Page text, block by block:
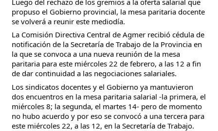
propuso el Gobierno provincial, la mesa paritaria docente
se volverá a reunir este mediodía.
La Comisión Directiva Central de Agmer recibió cédula de
notificación de la Secretaría de Trabajo de la Provincia en
la que se convoca a una nueva reunión de la mesa
paritaria para este miércoles 22 de febrero, a las 12 a fin
de dar continuidad a las negociaciones salariales.
Los sindicatos docentes y el Gobierno ya mantuvieron
dos encuentros en la mesa paritaria salarial -la primera, el
miércoles 8; la segunda, el martes 14- pero de momento
no hubo acuerdo y por eso se convocó a una tercera para
este miércoles 22, a las 12, en la Secretaría de Trabajo.